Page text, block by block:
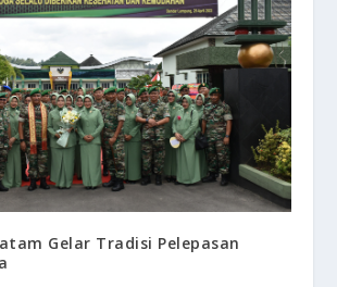
Gelar Tradisi Pelepasan